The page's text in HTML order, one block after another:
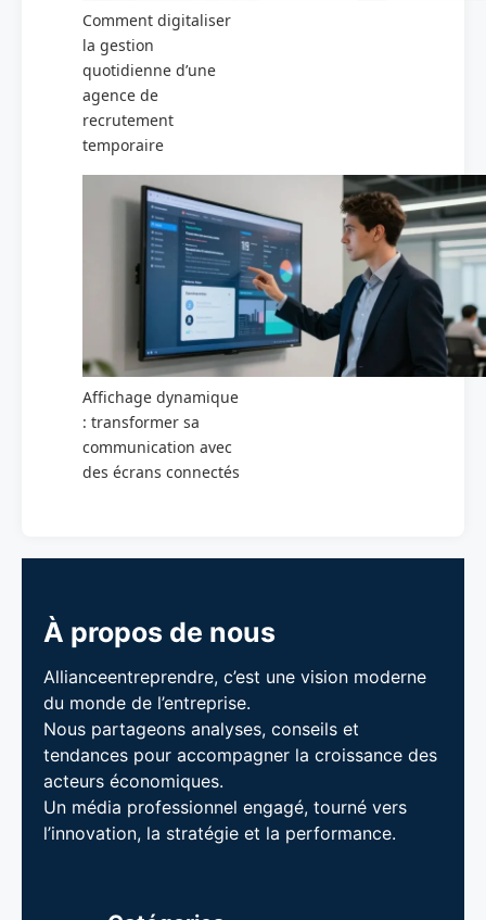
Comment digitaliser
la gestion
quotidienne d’une
agence de
recrutement
temporaire
Affichage dynamique
: transformer sa
communication avec
des écrans connectés
À propos de nous
Allianceentreprendre, c’est une vision moderne
du monde de l’entreprise.
Nous partageons analyses, conseils et
tendances pour accompagner la croissance des
acteurs économiques.
Un média professionnel engagé, tourné vers
l’innovation, la stratégie et la performance.